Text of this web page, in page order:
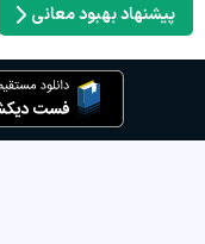
پیشنهاد بهبود معانی